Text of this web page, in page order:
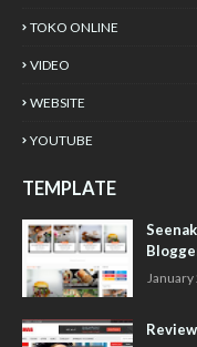
TOKO ONLINE
VIDEO
WEBSITE
YOUTUBE
TEMPLATE
January